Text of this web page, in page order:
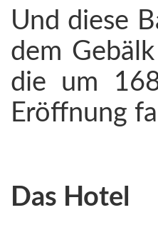
Und diese
dem
die um
Eröffnung
Das Hotel